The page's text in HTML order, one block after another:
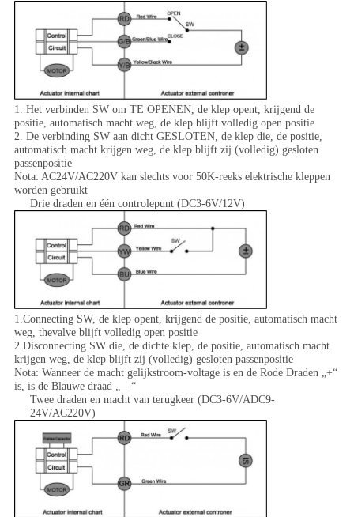
1. Het verbinden SW om TE OPENEN, de klep opent, krijgend de
positie, automatisch macht weg, de klep blijft volledig open positie
2. De verbinding SW aan dicht GESLOTEN, de klep die, de positie,
automatisch macht krijgen weg, de klep blijft zij (volledig) gesloten
passenpositie
Nota: AC24V/AC220V kan slechts voor 50K-reeks elektrische kleppen
worden gebruikt
Drie draden en één controlepunt (DC3-6V/12V)
1.Connecting SW, de klep opent, krijgend de positie, automatisch macht
weg, thevalve blijft volledig open positie
2.Disconnecting SW die, de dichte klep, de positie, automatisch macht
krijgen weg, de klep blijft zij (volledig) gesloten passenpositie
Nota: Wanneer de macht gelijkstroom-voltage is en de Rode Draden „+“
is, is de Blauwe draad „—“
Twee draden en macht van terugkeer (DC3-6V/ADC9-
24V/AC220V)